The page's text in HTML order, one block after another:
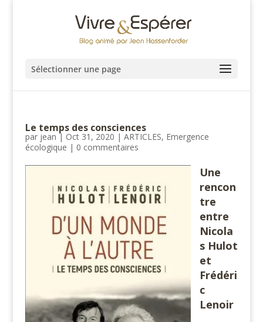
Sélectionner une page
Le temps des consciences
par jean | Oct 31, 2020 | ARTICLES, Emergence
écologique | 0 commentaires
Une
rencon
tre
entre
Nicola
s Hulot
et
Frédéri
c
Lenoir